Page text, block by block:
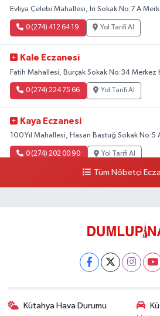
Evliya Çelebi Mahallesi, İri Sokak No:7 A
0 (274) 412 64 19 Yol Tarifi Al
Kale Eczanesi
Fatih Mahallesi, Burçak Sokak No:34 Merkez
0 (274) 224 75 66 Yol Tarifi Al
Kaya Eczanesi
100.Yıl Mahallesi, Hasan Baştuğ Sokak No:5
0 (274) 202 00 90 Yol Tarifi Al
Tüm Nöbetçi
Kütahya Hava Durumu